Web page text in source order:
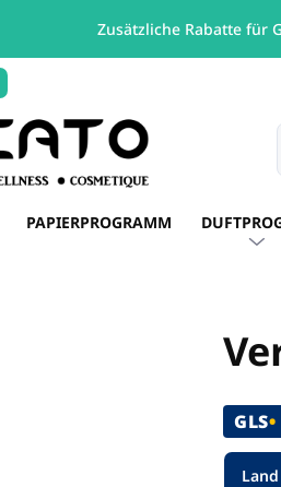
Zusätzliche Rabatte für
PAPIERPROGRAMM
GLS•
Land